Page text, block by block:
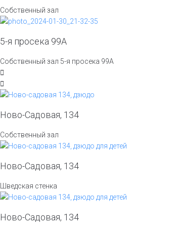
Собственный зал
5-я просека 99А
Собственный зал 5-я просека 99А
Ново-Садовая, 134
Собственный зал
Ново-Садовая, 134
Шведская стенка
Ново-Садовая, 134